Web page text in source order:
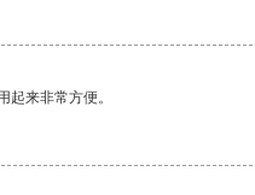
起来非常方便。